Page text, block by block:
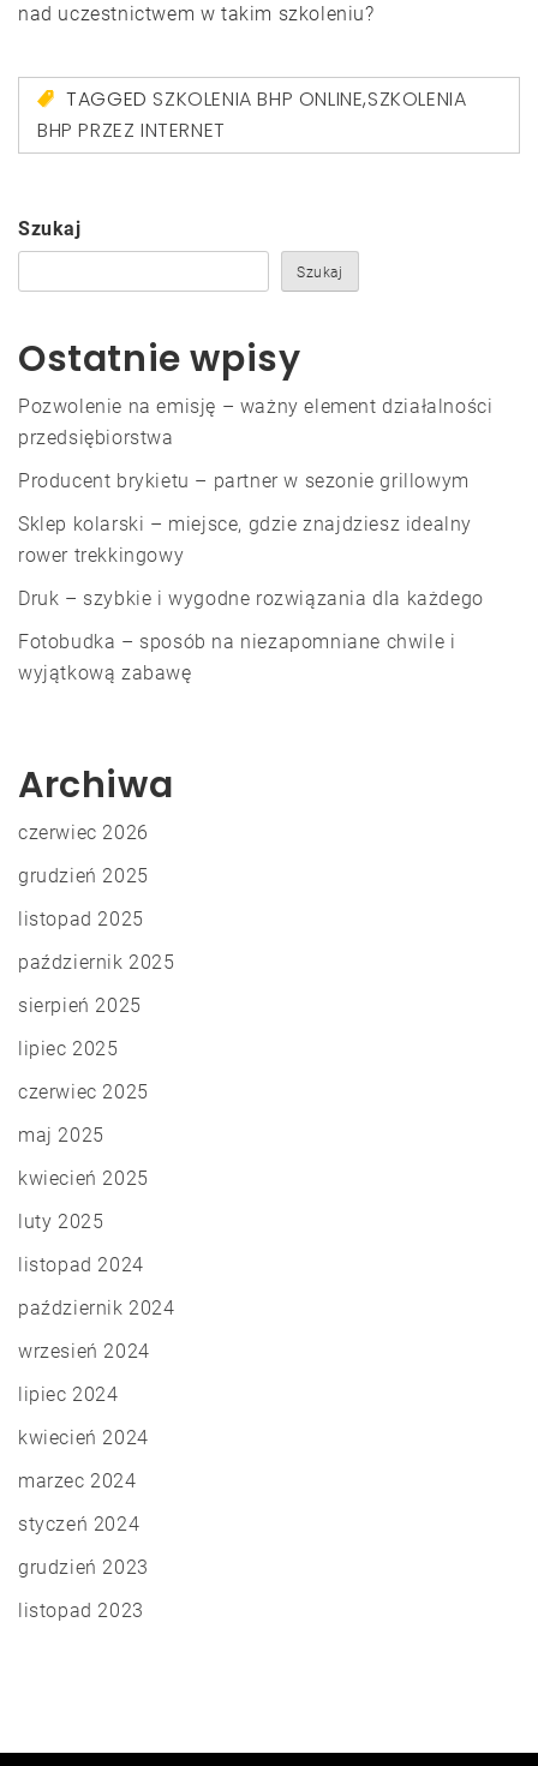
nad uczestnictwem w takim szkoleniu?
TAGGED SZKOLENIA BHP ONLINE,SZKOLENIA
BHP PRZEZ INTERNET
Szukaj
Szukaj
Ostatnie wpisy
Pozwolenie na emisję – ważny element działalności
przedsiębiorstwa
Producent brykietu – partner w sezonie grillowym
Sklep kolarski – miejsce, gdzie znajdziesz idealny
rower trekkingowy
Druk – szybkie i wygodne rozwiązania dla każdego
Fotobudka – sposób na niezapomniane chwile i
wyjątkową zabawę
Archiwa
czerwiec 2026
grudzień 2025
listopad 2025
październik 2025
sierpień 2025
lipiec 2025
czerwiec 2025
maj 2025
kwiecień 2025
luty 2025
listopad 2024
październik 2024
wrzesień 2024
lipiec 2024
kwiecień 2024
marzec 2024
styczeń 2024
grudzień 2023
listopad 2023